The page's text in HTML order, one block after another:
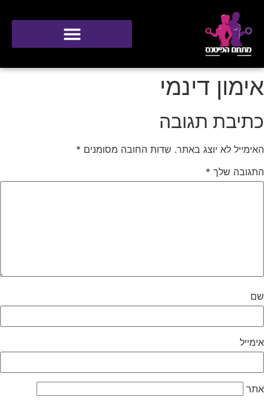
אימון דינמי
כתיבת תגובה
האימייל לא יוצג באתר. שדות החובה מסומנים *
התגובה שלך *
שם
אימייל
אתר